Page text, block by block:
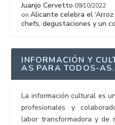
Juanjo Cervetto 09/10/2022
onAlicante celebra el
chefs, degustaciones y un
INFORMACIÓN Y
AS PARA TODOS-AS.
La información cultural es
profesionales y
labor transformadora y de